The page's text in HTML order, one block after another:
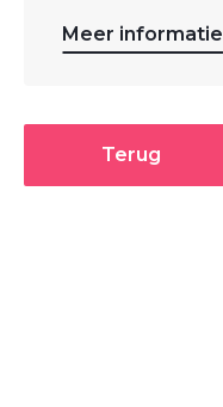
Meer informatie
Terug